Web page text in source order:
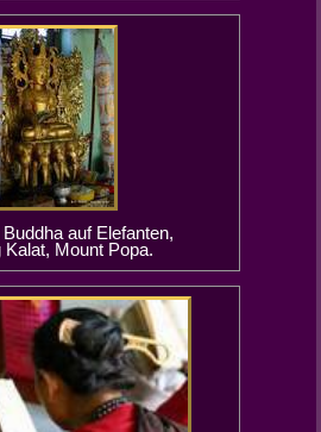
auf Elefanten,
Kalat, Mount Popa.